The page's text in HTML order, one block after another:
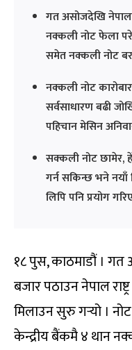
गत असोजदेखि नेपाल
नक्कली नोट फेला
समेत नक्कली नोट
नक्कली नोट
सर्वसाधारण बढी
पहिचान मेसिन
सक्कली नोट छामेर,
गर्न सकिन्छ भने नयाँ
लिपि पनि प्रयोग
१८ पुस, काठमाडौं ।
बजार पठाउन नेपाल
मिलाउन सुरु गर्‍यो ।
केन्द्रीय बैंकमै ४ थान